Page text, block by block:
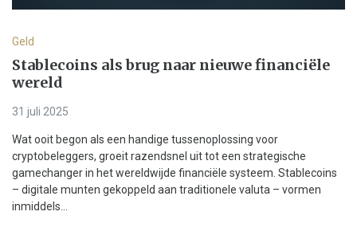
Geld
Stablecoins als brug naar nieuwe financiële
wereld
31 juli 2025
Wat ooit begon als een handige tussenoplossing voor
cryptobeleggers, groeit razendsnel uit tot een strategische
gamechanger in het wereldwijde financiële systeem. Stablecoins
– digitale munten gekoppeld aan traditionele valuta – vormen
inmiddels...